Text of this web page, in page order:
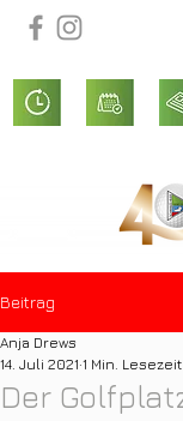
Beitrag
Der
Anja Drews
14. Juli 2021 1 Min. Lesezeit